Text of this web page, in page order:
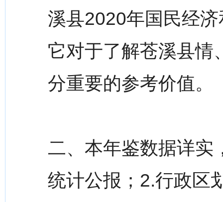
溪县2020年国民经
它对于了解苍溪县情
分重要的参考价值。
二、本年鉴数据详实
统计公报；2.行政区